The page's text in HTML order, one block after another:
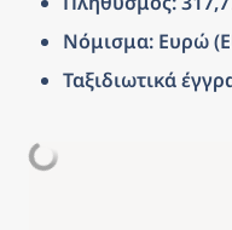
Νόμισμα: Ευρώ
Ταξιδιωτικά